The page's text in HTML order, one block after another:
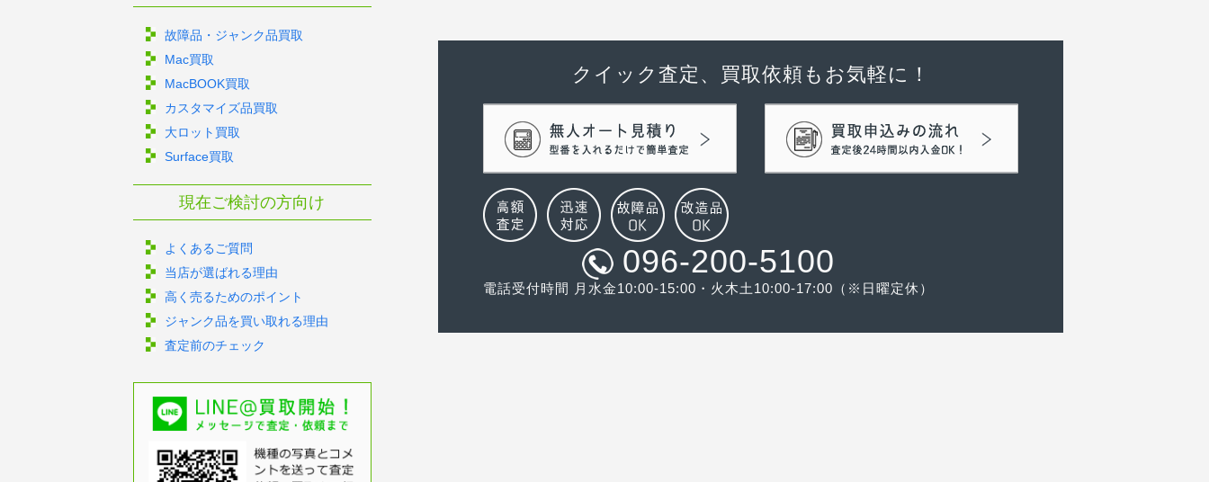
クイック査定、買取依頼もお気軽に！
096-200-5100
電話受付時間 月水金10:00-15:00・火木土10:00-17:00（※日曜定休）
故障品・ジャンク品買取
Mac買取
MacBOOK買取
カスタマイズ品買取
大ロット買取
Surface買取
現在ご検討の方向け
よくあるご質問
当店が選ばれる理由
高く売るためのポイント
ジャンク品を買い取れる理由
査定前のチェック